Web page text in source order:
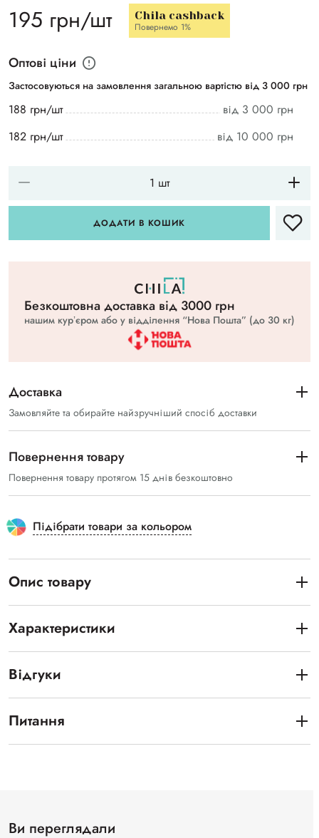
195 грн/шт Chila cashback
Повернемо 1%
Оптові ціни
Застосовуються на замовлення загальною вартістю від 3 000 грн
188 грн/шт
від 3 000 грн
182 грн/шт
від 10 000 грн
ДОДАТИ В КОШИК
Безкоштовна доставка вiд 3000 грн
нашим курʼєром або у відділення “Нова Пошта” (до 30 кг)
Доставка
Замовляйте та обирайте найзручніший спосіб доставки
Повернення товару
Повернення товару протягом 15 днів безкоштовно
Підібрати товари за кольором
Опис товару
Характеристики
Відгуки
Питання
Ви переглядали